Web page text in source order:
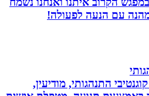
הנעה לפעולה!
התנהגותי, מודיעין,